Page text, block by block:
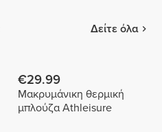
Δείτε όλα
€29.99
Μακρυμάνικη θερμική
μπλούζα Athleisure